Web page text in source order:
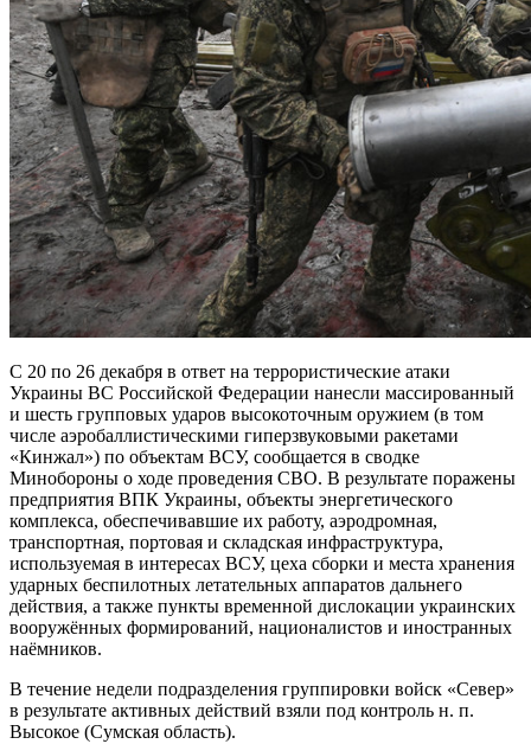
С 20 по 26 декабря в ответ на террористические атаки
Украины ВС Российской Федерации нанесли массированный
и шесть групповых ударов высокоточным оружием (в том
числе аэробаллистическими гиперзвуковыми ракетами
«Кинжал») по объектам ВСУ, сообщается в сводке
Минобороны о ходе проведения СВО. В результате поражены
предприятия ВПК Украины, объекты энергетического
комплекса, обеспечивавшие их работу, аэродромная,
транспортная, портовая и складская инфраструктура,
используемая в интересах ВСУ, цеха сборки и места хранения
ударных беспилотных летательных аппаратов дальнего
действия, а также пункты временной дислокации украинских
вооружённых формирований, националистов и иностранных
наёмников.
В течение недели подразделения группировки войск «Север»
в результате активных действий взяли под контроль н. п.
Высокое (Сумская область).